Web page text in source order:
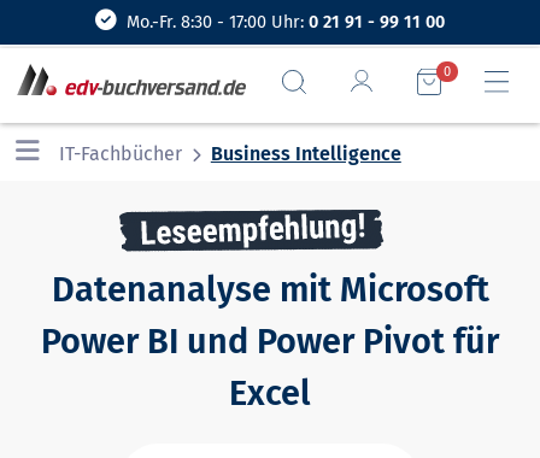
Mo.-Fr. 8:30 - 17:00 Uhr: 0 21 91 - 99 11 00
0
IT-Fachbücher Business Intelligence
Datenanalyse mit Microsoft
Power BI und Power Pivot für
Excel